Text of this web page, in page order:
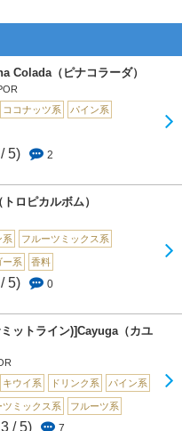
Colada（ピナコラーダ）
ココナッツ系 パイン系
5) 2
ロピカルボム）
系 フルーツミックス系
ー系 香料
5) 0
ットライン)]Cayuga（カユ
キウイ系 ドリンク系 パイン系
ツミックス系 フルーツ系
/ 5) 7